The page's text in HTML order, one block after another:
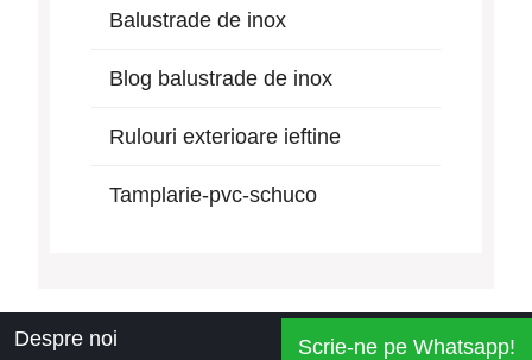
Balustrade de inox
Blog balustrade de inox
Rulouri exterioare ieftine
Tamplarie-pvc-schuco
Despre noi Scrie-ne pe Whatsapp!